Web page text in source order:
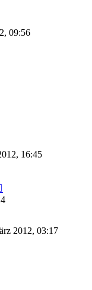
09:56
16:45
2012, 03:17